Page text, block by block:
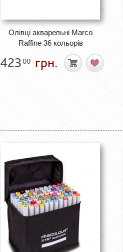
Олівці акварельні Marco
Raffine 36 кольорів
42300 грн.